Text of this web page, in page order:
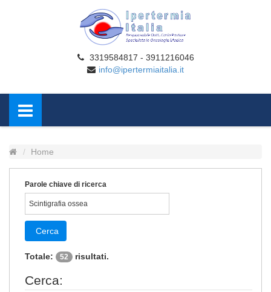
3319584817 - 3911216046
info@ipertermiaitalia.it
Home
Parole chiave di ricerca
Cerca
Totale: 52 risultati.
Cerca: